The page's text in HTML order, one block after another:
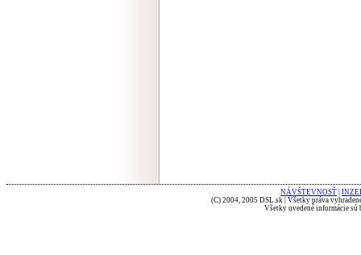
NÁVŠTEVNOSŤ
(C) 2004, 2005 DSL.sk | Všetky práva
Všetky uvedené informácie sú